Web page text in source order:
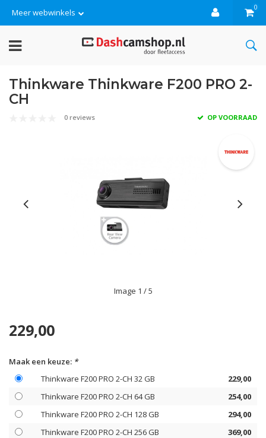
Meer webwinkels 0
Thinkware Thinkware F200 PRO 2-
CH
0 reviews OP VOORRAAD
Image 1 / 5
229,00
Maak een keuze: *
Thinkware F200 PRO 2-CH 32 GB
229,00
Thinkware F200 PRO 2-CH 64 GB
254,00
Thinkware F200 PRO 2-CH 128 GB
294,00
Thinkware F200 PRO 2-CH 256 GB
369,00